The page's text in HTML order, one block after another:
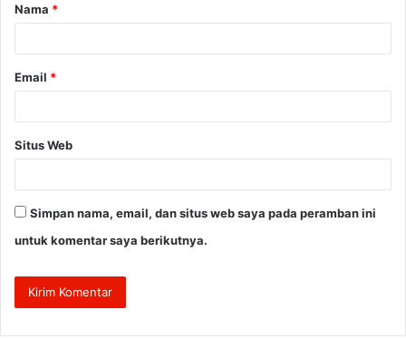
r
Nama *
Email *
Situs Web
Simpan nama, email, dan situs web saya pada peramban ini
untuk komentar saya berikutnya.